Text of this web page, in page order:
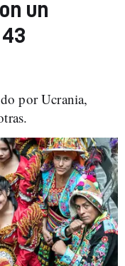
un
por Ucrania,